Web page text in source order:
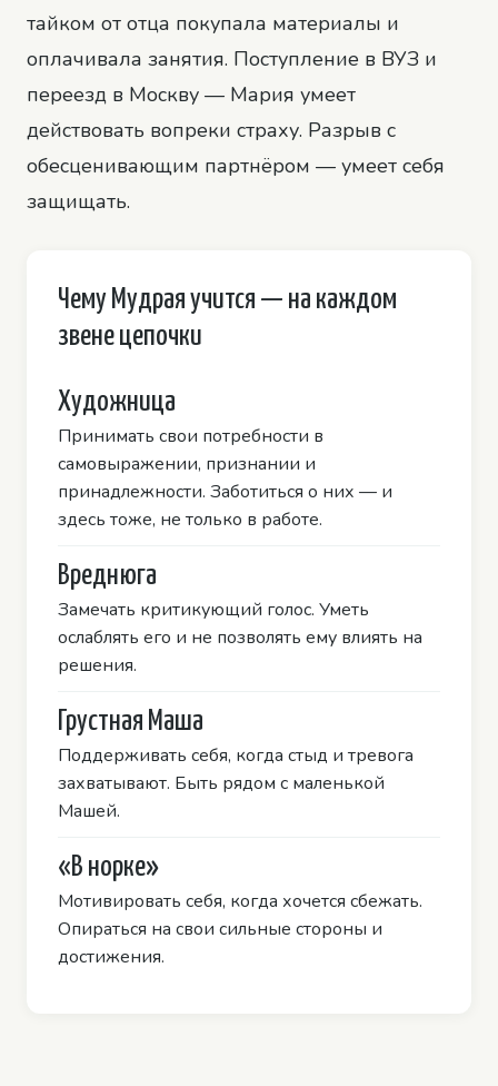
тайком от отца покупала материалы и
оплачивала занятия. Поступление в ВУЗ и
переезд в Москву — Мария умеет
действовать вопреки страху. Разрыв с
обесценивающим партнёром — умеет себя
защищать.
Чему Мудрая учится — на каждом
звене цепочки
Художница
Принимать свои потребности в
самовыражении, признании и
принадлежности. Заботиться о них — и
здесь тоже, не только в работе.
Вреднюга
Замечать критикующий голос. Уметь
ослаблять его и не позволять ему влиять на
решения.
Грустная Маша
Поддерживать себя, когда стыд и тревога
захватывают. Быть рядом с маленькой
Машей.
«В норке»
Мотивировать себя, когда хочется сбежать.
Опираться на свои сильные стороны и
достижения.